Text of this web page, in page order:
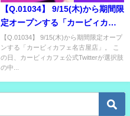
【Q.01034】 9/15(木)から期間限
定オープンする「カービィカフ
ェ名古屋店」。 この日、カービ
ィカフェ公式Twitterが選択肢の
中で最初にtweetする内容は？
【Q.01034】 9/15(木)から期間限定オープ
ンする「カービィカフェ名古屋店」。 こ
の日、カービィカフェ公式Twitterが選択肢
の中...